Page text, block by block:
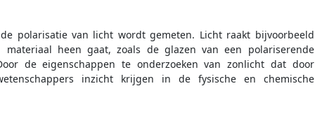
polarisatie van licht wordt gemeten. Licht raakt bijvoorbeeld
heen gaat, zoals de glazen van een polariserende
de eigenschappen te onderzoeken van zonlicht dat door
inzicht krijgen in de fysische en chemische